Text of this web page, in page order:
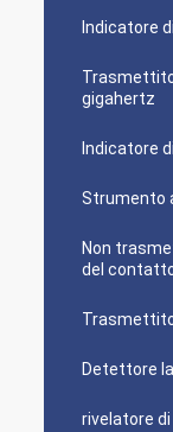
Indicatore
gigahertz
Indicatore
Strumento
Non
del
Detettore
rivelatore